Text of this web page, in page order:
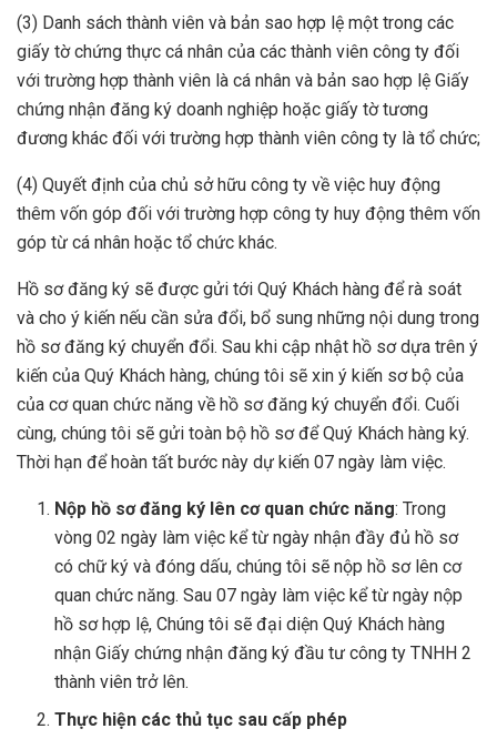
(3) Danh sách thành viên và bản sao hợp lệ một trong các
giấy tờ chứng thực cá nhân của các thành viên công ty đối
với trường hợp thành viên là cá nhân và bản sao hợp lệ Giấy
chứng nhận đăng ký doanh nghiệp hoặc giấy tờ tương
đương khác đối với trường hợp thành viên công ty là tổ chức;
(4) Quyết định của chủ sở hữu công ty về việc huy động
thêm vốn góp đối với trường hợp công ty huy động thêm vốn
góp từ cá nhân hoặc tổ chức khác.
Hồ sơ đăng ký sẽ được gửi tới Quý Khách hàng để rà soát
và cho ý kiến nếu cần sửa đổi, bổ sung những nội dung trong
hồ sơ đăng ký chuyển đổi. Sau khi cập nhật hồ sơ dựa trên ý
kiến của Quý Khách hàng, chúng tôi sẽ xin ý kiến sơ bộ của
của cơ quan chức năng về hồ sơ đăng ký chuyển đổi. Cuối
cùng, chúng tôi sẽ gửi toàn bộ hồ sơ để Quý Khách hàng ký.
Thời hạn để hoàn tất bước này dự kiến 07 ngày làm việc.
Nộp hồ sơ đăng ký lên cơ quan chức năng: Trong
vòng 02 ngày làm việc kể từ ngày nhận đầy đủ hồ sơ
có chữ ký và đóng dấu, chúng tôi sẽ nộp hồ sơ lên cơ
quan chức năng. Sau 07 ngày làm việc kể từ ngày nộp
hồ sơ hợp lệ, Chúng tôi sẽ đại diện Quý Khách hàng
nhận Giấy chứng nhận đăng ký đầu tư công ty TNHH 2
thành viên trở lên.
Thực hiện các thủ tục sau cấp phép